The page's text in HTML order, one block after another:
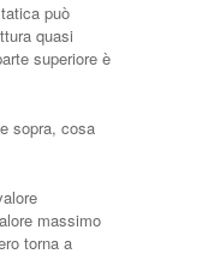
può
quasi
superiore è
sopra, cosa
massimo
torna a